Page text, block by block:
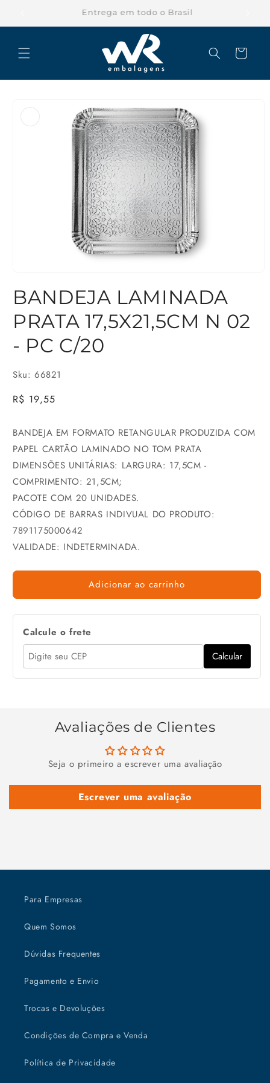
conteúdo
Parcele suas compras em até 12x
Carrinho
mídia
1
na
janela
BANDEJA LAMINADA
PRATA 17,5X21,5CM N 02
- PC C/20
Sku: 66821
Preço
R$ 19,55
BANDEJA EM FORMATO RETANGULAR PRODUZIDA COM
PAPEL CARTÃO LAMINADO NO TOM PRATA
DIMENSÕES UNITÁRIAS: LARGURA: 17,5CM -
COMPRIMENTO: 21,5CM;
PACOTE COM 20 UNIDADES.
CÓDIGO DE BARRAS INDIVUAL DO PRODUTO:
7891175000642
VALIDADE: INDETERMINADA.
Adicionar ao carrinho
Calcule o frete
Calcular
Avaliações de Clientes
Seja o primeiro a escrever uma avaliação
Escrever uma avaliação
Para Empresas
Quem Somos
Dúvidas Frequentes
Pagamento e Envio
Trocas e Devoluções
Condições de Compra e Venda
Política de Privacidade